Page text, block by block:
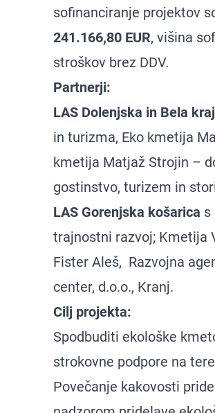
sofinanciranje projektov
241.166,80 EUR, višina
stroškov brez DDV.
Partnerji:
LAS Dolenjska in Bela
in turizma, Eko kmetija
kmetija Matjaž Strojin –
gostinstvo, turizem in
LAS Gorenjska košarica s
trajnostni razvoj; Kmetija
Fister Aleš, Razvojna
center, d.o.o., Kranj.
Cilj projekta:
Spodbuditi ekološke
strokovne podpore na
Povečanje kakovosti